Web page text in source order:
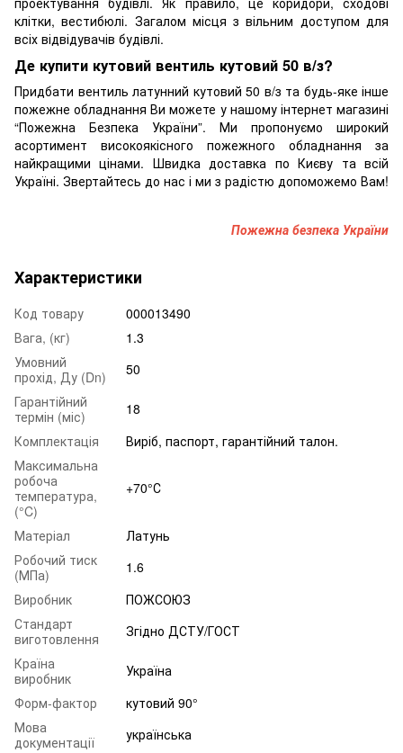
клітки, вестибюлі. Загалом місця з вільним доступом для
всіх відвідувачів будівлі.
Де купити кутовий вентиль кутовий 50 в/з?
Придбати вентиль латунний кутовий 50 в/з та будь-яке інше
пожежне обладнання Ви можете у нашому інтернет магазині
“Пожежна Безпека України”. Ми пропонуємо широкий
асортимент високоякісного пожежного обладнання за
найкращими цінами. Швидка доставка по Києву та всій
Україні. Звертайтесь до нас і ми з радістю допоможемо Вам!
Пожежна безпека України
Характеристики
Код товару
000013490
Вага, (кг)
1.3
Умовний
прохід, Ду (Dn)
50
Гарантійний
термін (міс)
18
Комплектація
Виріб, паспорт, гарантійний талон.
Максимальна
робоча
температура,
(°C)
+70°С
Матеріал
Латунь
Робочий тиск
(МПа)
1.6
Виробник
ПОЖСОЮЗ
Стандарт
виготовлення
Згідно ДСТУ/ГОСТ
Країна
виробник
Україна
Форм-фактор
кутовий 90°
Мова
документації
українська